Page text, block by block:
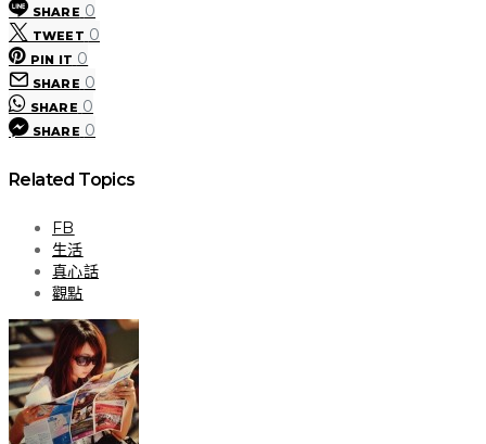
SHARE 0
TWEET 0
PIN IT 0
SHARE 0
SHARE 0
SHARE 0
Related Topics
FB
生活
真心話
觀點